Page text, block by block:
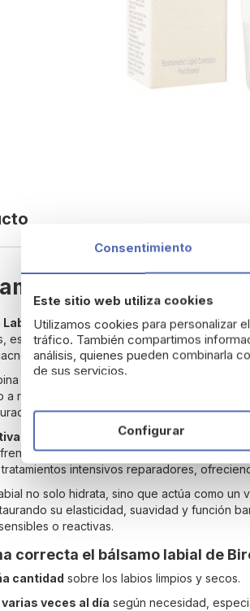
Labial 10 ml de
Labial10 ml ha sido formulado
especialmente en personas sometidas a
que suelen provocar sequedad
activos reparadores
regenerar la piel, aliviar la tirantez y
mejorando visiblemente el aspecto
pero no pegajosa, se adhiere
a agentes externos como el frío, el
intensivos reparadores,
no solo hidrata, sino que actúa como un
su elasticidad, suavidad y función
o reactivas.
correcta el bálsamo labial de
cantidad sobre los labios limpios y secos.
varias veces al día según necesidad,
Consentimiento
Este sitio web utiliza cookies
Utilizamos cookies para personalizar
tráfico. También compartimos
análisis, quienes pueden combinarla
de sus servicios.
Configurar